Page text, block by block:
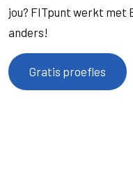
jou? FITpunt werkt met
anders!
Gratis proefles